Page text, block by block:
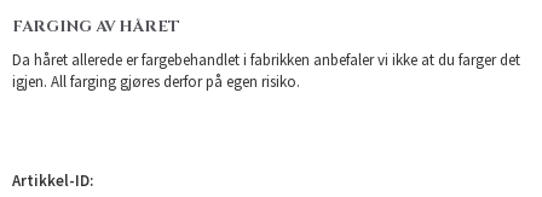
FARGING AV HÅRET
Da håret allerede er fargebehandlet i fabrikken anbefaler vi ikke at du farger det
igjen. All farging gjøres derfor på egen risiko.
Artikkel-ID: